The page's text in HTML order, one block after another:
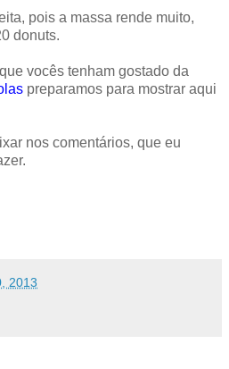
pois a massa rende muito,
donuts.
vocês tenham gostado da
preparamos para mostrar aqui
nos comentários, que eu
2013